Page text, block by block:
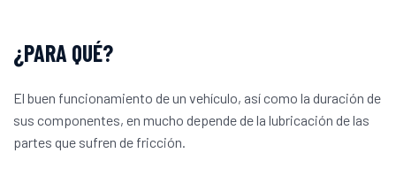
¿PARA QUÉ?
El buen funcionamiento de un vehículo, así como la duración de
sus componentes, en mucho depende de la lubricación de las
partes que sufren de fricción.